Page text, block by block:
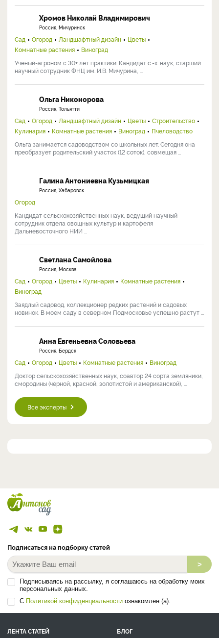
Хромов Николай Владимирович
Россия, Мичуринск
Сад Огород Ландшафтный дизайн
Цветы
Комнатные растения
Виноград
Ученый-агроном с 30+ лет практики. Кандидат с.-х. наук, старший
научный сотрудник ФНЦ им. И.В. Мичурина, ...
Ольга Никонорова
Россия, Тольятти
Сад Огород Ландшафтный дизайн Цветы
Строительство
Кулинария
Комнатные растения Виноград
Пчеловодство
Ольга занимается садоводством со школьных лет. Сегодня она
преобразует родительский участок (12 соток), совмещая ...
Галина Антониевна Кузьмицкая
Россия, Хабаровск
Огород
Кандидат сельскохозяйственных наук, ведущий научный
сотрудник отдела овощных культур и картофеля
Дальневосточного НИИ ...
Светлана Самойлова
Россия, Москва
Сад Огород Цветы Кулинария
Комнатные растения
Виноград
Заядлый садовод, коллекционер редких растений и садовых
новинок. В моем саду в северном Подмосковье успешно растут ...
Анна Евгеньевна Соловьева
Россия, Бердск
Сад Огород Цветы Комнатные растения
Виноград
Доктор сельскохозяйственных наук, соавтор 24 сорта земляники,
смородины (чёрной, красной, золотистой и американской), ...
Все эксперты
Подписаться на подборку статей
>
Подписываясь на рассылку, я соглашаюсь на обработку моих
персональных данных.
С Политикой конфиденциальности ознакомлен (а).
ЛЕНТА СТАТЕЙ БЛОГ